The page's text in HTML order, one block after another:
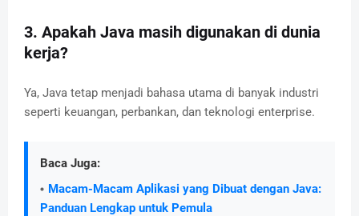
3. Apakah Java masih digunakan di dunia
kerja?
Ya, Java tetap menjadi bahasa utama di banyak industri
seperti keuangan, perbankan, dan teknologi enterprise.
Baca Juga:
Macam-Macam Aplikasi yang Dibuat dengan Java:
Panduan Lengkap untuk Pemula